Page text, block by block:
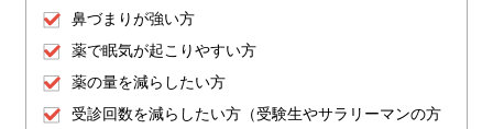
鼻づまりが強い方
薬で眠気が起こりやすい方
薬の量を減らしたい方
受診回数を減らしたい方（受験生やサラリーマンの方